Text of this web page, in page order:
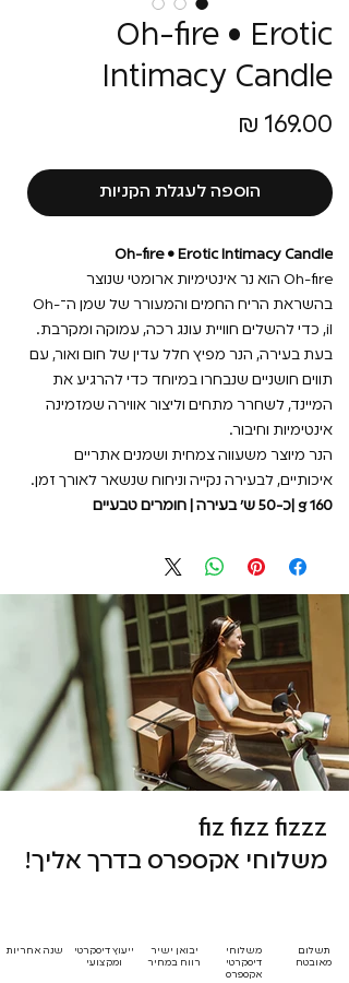
Oh-fire • Erotic
Intimacy Candle
הוספה לעגלת הקניות
Oh-fire • Erotic Intimacy Candle
Oh-fire הוא נר אינטימיות ארומטי שנוצר
בהשראת הריח החמים והמעורר של שמן ה־Oh-
il, כדי להשלים חוויית עונג רכה, עמוקה ומקרבת.
בעת בעירה, הנר מפיץ חלל עדין של חום ואור, עם
תווים חושניים שנבחרו במיוחד כדי להרגיע את
המיינד, לשחרר מתחים וליצור אווירה שמזמינה
אינטימיות וחיבור.
הנר מיוצר משעווה צמחית ושמנים אתריים
איכותיים, לבעירה נקייה וניחוח שנשאר לאורך זמן.
160 g |כ-50 ש' בעירה | חומרים טבעיים
fiz fizz fizzz
משלוחי אקספרס בדרך אליך!
תשלום
מאובטח
משלוחי
דיסקרטי
אקספרס
יבואן ישיר
רווח במחיר
ייעוץ דיסקרטי
ומקצועי
שנה אחריות